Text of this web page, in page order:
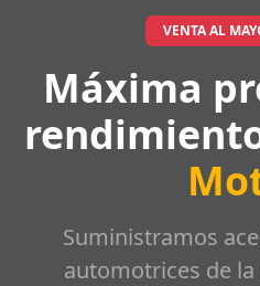
VENTA AL
Máxima
Suministramos
automotrices de